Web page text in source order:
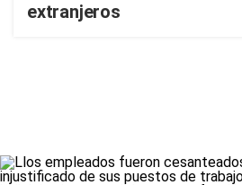
extranjeros